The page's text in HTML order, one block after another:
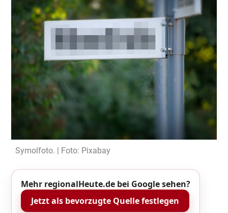
Symolfoto. | Foto: Pixabay
Mehr regionalHeute.de bei Google sehen?
Jetzt als bevorzugte Quelle festlegen